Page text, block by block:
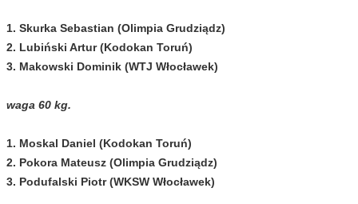
1. Skurka Sebastian (Olimpia Grudziądz)
2. Lubiński Artur (Kodokan Toruń)
3. Makowski Dominik (WTJ Włocławek)
waga 60 kg.
1. Moskal Daniel (Kodokan Toruń)
2. Pokora Mateusz (Olimpia Grudziądz)
3. Podufalski Piotr (WKSW Włocławek)